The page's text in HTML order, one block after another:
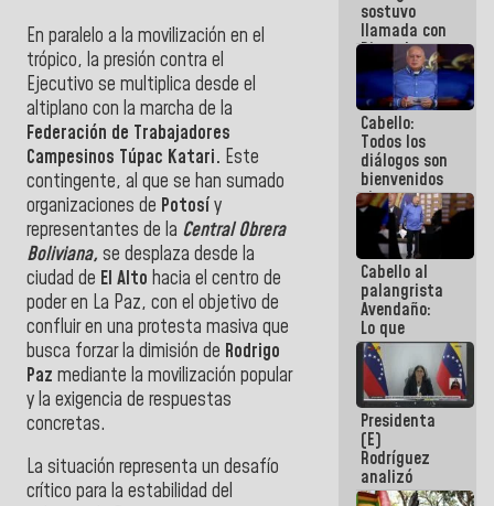
En paralelo a la movilización en el
trópico, la presión contra el
Ejecutivo se multiplica desde el
altiplano con la marcha de la
Federación de Trabajadores
Campesinos Túpac Katari. Este
contingente, al que se han sumado
organizaciones de Potosíy
representantes de la Central Obrera
Boliviana, se desplaza desde la
ciudad de El Alto hacia el centro de
poder en La Paz, con el objetivo de
confluir en una protesta masiva que
busca forzar la dimisión de Rodrigo
Paz mediante la movilización popular
y la exigencia de respuestas
concretas.
La situación representa un desafío
crítico para la estabilidad del
sostuvo
llamada con
Dinorah
Figuera y
acuerdan
primer
encuentro
presencial
para el
diálogo
Cabello:
Todos los
diálogos son
bienvenidos
siempre que
estén en el
marco de la
Constitución
de la
República
Cabello al
palangrista
Avendaño:
Lo que
vayas a
escribir
hazlo hoy
por que no
sabemos si
la semana
que viene
hay
programa
Presidenta
(E)
Rodríguez
analizó
junto a